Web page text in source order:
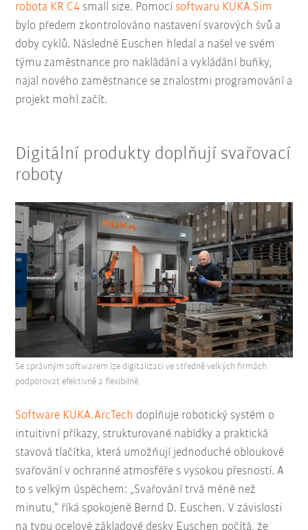
robota KR C4 small size. Pomocí softwaru KUKA.Sim
bylo předem zkontrolováno nastavení svarových švů a
doby cyklů. Následně Euschen hledal a našel ve svém
týmu zaměstnance pro nakládání a vykládání buňky,
najal nového zaměstnance se znalostmi programování a
projekt mohl začít.
Digitální produkty doplňují svařovací
roboty
Software KUKA.ArcTech doplňuje robotický systém o
intuitivní příkazy, strukturované nabídky a praktická
stavová tlačítka, která umožňují jednoduché obloukové
svařování v ochranné atmosféře s vysokou přesností. A
to s velkým úspěchem: „Svařování trvá méně než
minutu,“ říká spokojeně Bernd D. Euschen. V závislosti
na typu ocelové základové desky Euschen počítá, že
Se správným softwarem lze digitalizaci ve středně velkých firmách
podporovat efektivně a flexibilně.